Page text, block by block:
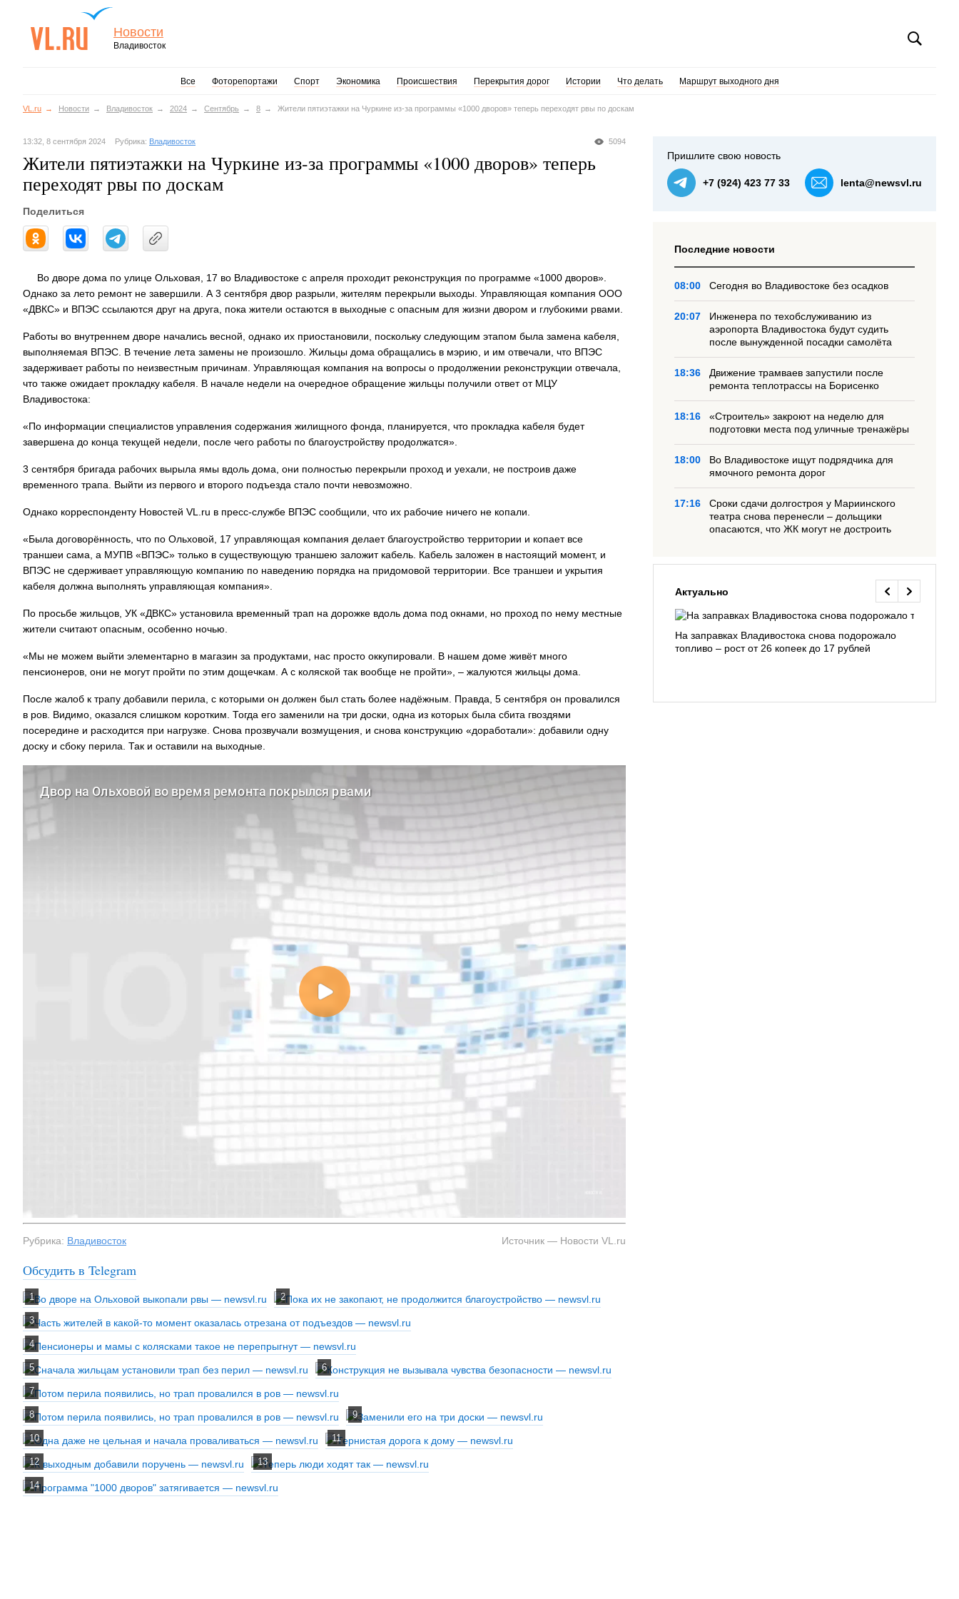
Новости
Владивосток
Все Фоторепортажи Спорт Экономика Происшествия Перекрытия дорог Истории Что делать Маршрут выходного дня
VL.ru Новости Владивосток 2024 Сентябрь 8 Жители пятиэтажки на Чуркине из-за программы «1000 дворов» теперь переходят рвы по доскам
5094
13:32, 8 сентября 2024 Рубрика: Владивосток
Жители пятиэтажки на Чуркине из-за программы «1000 дворов» теперь
переходят рвы по доскам
Поделиться
Во дворе дома по улице Ольховая, 17 во Владивостоке с апреля проходит реконструкция по программе «1000 дворов».
Однако за лето ремонт не завершили. А 3 сентября двор разрыли, жителям перекрыли выходы. Управляющая компания ООО
«ДВКС» и ВПЭС ссылаются друг на друга, пока жители остаются в выходные с опасным для жизни двором и глубокими рвами.
Работы во внутреннем дворе начались весной, однако их приостановили, поскольку следующим этапом была замена кабеля,
выполняемая ВПЭС. В течение лета замены не произошло. Жильцы дома обращались в мэрию, и им отвечали, что ВПЭС
задерживает работы по неизвестным причинам. Управляющая компания на вопросы о продолжении реконструкции отвечала,
что также ожидает прокладку кабеля. В начале недели на очередное обращение жильцы получили ответ от МЦУ
Владивостока:
«По информации специалистов управления содержания жилищного фонда, планируется, что прокладка кабеля будет
завершена до конца текущей недели, после чего работы по благоустройству продолжатся».
3 сентября бригада рабочих вырыла ямы вдоль дома, они полностью перекрыли проход и уехали, не построив даже
временного трапа. Выйти из первого и второго подъезда стало почти невозможно.
Однако корреспонденту Новостей VL.ru в пресс-службе ВПЭС сообщили, что их рабочие ничего не копали.
«Была договорённость, что по Ольховой, 17 управляющая компания делает благоустройство территории и копает все
траншеи сама, а МУПВ «ВПЭС» только в существующую траншею заложит кабель. Кабель заложен в настоящий момент, и
ВПЭС не сдерживает управляющую компанию по наведению порядка на придомовой территории. Все траншеи и укрытия
кабеля должна выполнять управляющая компания».
По просьбе жильцов, УК «ДВКС» установила временный трап на дорожке вдоль дома под окнами, но проход по нему местные
жители считают опасным, особенно ночью.
«Мы не можем выйти элементарно в магазин за продуктами, нас просто оккупировали. В нашем доме живёт много
пенсионеров, они не могут пройти по этим дощечкам. А с коляской так вообще не пройти», – жалуются жильцы дома.
После жалоб к трапу добавили перила, с которыми он должен был стать более надёжным. Правда, 5 сентября он провалился
в ров. Видимо, оказался слишком коротким. Тогда его заменили на три доски, одна из которых была сбита гвоздями
посередине и расходится при нагрузке. Снова прозвучали возмущения, и снова конструкцию «доработали»: добавили одну
доску и сбоку перила. Так и оставили на выходные.
Рубрика: Владивосток Источник — Новости VL.ru
Обсудить в Telegram
Пришлите свою новость
+7 (924) 423 77 33 lenta@newsvl.ru
Последние новости
08:00 Сегодня во Владивостоке без осадков
20:07
Инженера по техобслуживанию из
аэропорта Владивостока будут судить
после вынужденной посадки самолёта
18:36
Движение трамваев запустили после
ремонта теплотрассы на Борисенко
18:16
«Строитель» закроют на неделю для
подготовки места под уличные тренажёры
18:00
Во Владивостоке ищут подрядчика для
ямочного ремонта дорог
17:16
Сроки сдачи долгостроя у Мариинского
театра снова перенесли – дольщики
опасаются, что ЖК могут не достроить
Актуально
На заправках Владивостока снова подорожало
топливо – рост от 26 копеек до 17 рублей